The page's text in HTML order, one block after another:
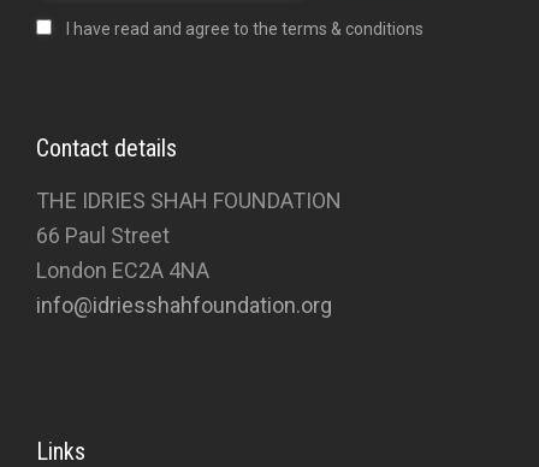
I have read and agree to the terms & conditions
Contact details
THE IDRIES SHAH FOUNDATION
66 Paul Street
London EC2A 4NA
info@idriesshahfoundation.org
Links